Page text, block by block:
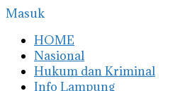
Masuk
HOME
Nasional
Hukum dan Kriminal
Info Lampung